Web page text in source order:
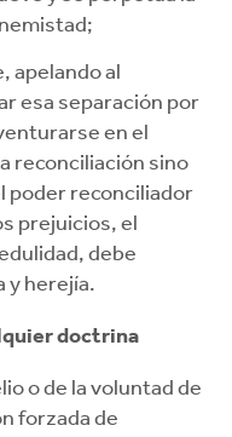
apelando al
esa separación por
en el
reconciliación sino
poder reconciliador
prejuicios, el
debe
y herejía.
doctrina
o de la voluntad de
forzada de